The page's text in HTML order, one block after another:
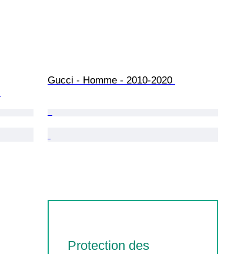
Gucci - Homme - 2010-2020
Protection des